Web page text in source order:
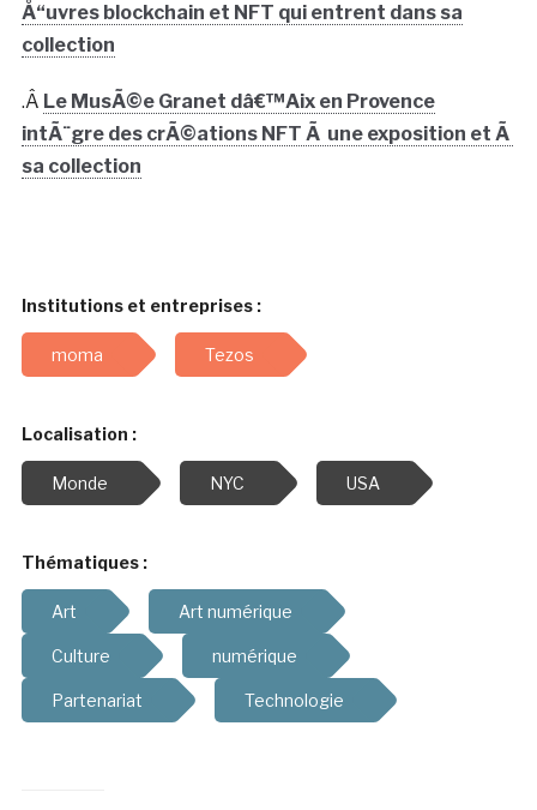
Å“uvres blockchain et NFT qui entrent dans sa
collection
.Â Le MusÃ©e Granet dâ€™Aix en Provence
intÃ¨gre des crÃ©ations NFT Ã une exposition et Ã
sa collection
Institutions et entreprises :
moma Tezos
Localisation :
Monde NYC USA
Thématiques :
Art Art numérique
Culture numérique
Partenariat Technologie